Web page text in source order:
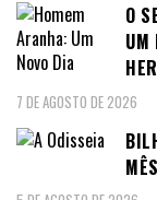
O
UM
7 DE AGOSTO DE 2026